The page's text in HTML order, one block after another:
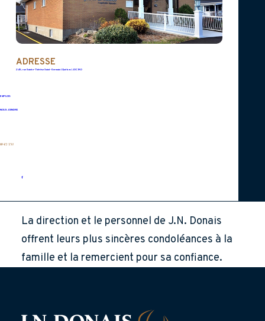
ADRESSE
245, rue Sainte-Thérèse Saint-Germain (Québec) J0C 1K0
EMPLOIS
NOUS JOINDRE
819 472-3730
famille.
Pour ceux qui ne pourront être présents, la
La direction et le personnel de J.N. Donais
offrent leurs plus sincères condoléances à la
famille et la remercient pour sa confiance.